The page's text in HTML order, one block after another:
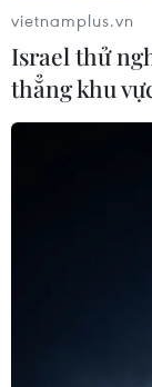
vietnamplus.vn
Israel thử
thẳng khu